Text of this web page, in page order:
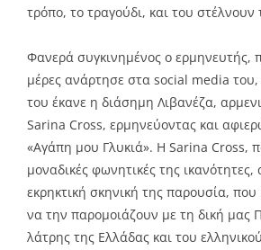
τρόπο, το τραγούδι, και του στέλνουν
Φανερά συγκινημένος ο ερμηνευτής,
μέρες ανάρτησε στα social media
του έκανε η διάσημη Λιβανέζα,
Sarina Cross, ερμηνεύοντας και
«Αγάπη μου Γλυκιά». Η Sarina Cross,
μοναδικές φωνητικές της ικανότητες,
εκρηκτική σκηνική της παρουσία,
να την παρομοιάζουν με τη δική μας
λάτρης της Ελλάδας και του